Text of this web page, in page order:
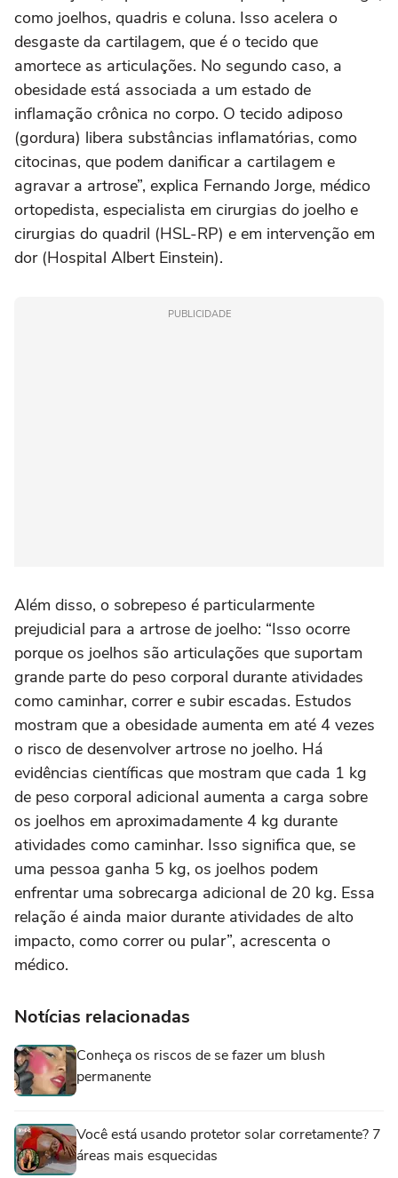
como joelhos, quadris e coluna. Isso acelera o
desgaste da cartilagem, que é o tecido que
amortece as articulações. No segundo caso, a
obesidade está associada a um estado de
inflamação crônica no corpo. O tecido adiposo
(gordura) libera substâncias inflamatórias, como
citocinas, que podem danificar a cartilagem e
agravar a artrose”, explica Fernando Jorge, médico
ortopedista, especialista em cirurgias do joelho e
cirurgias do quadril (HSL-RP) e em intervenção em
dor (Hospital Albert Einstein).
PUBLICIDADE
Além disso, o sobrepeso é particularmente
prejudicial para a artrose de joelho: “Isso ocorre
porque os joelhos são articulações que suportam
grande parte do peso corporal durante atividades
como caminhar, correr e subir escadas. Estudos
mostram que a obesidade aumenta em até 4 vezes
o risco de desenvolver artrose no joelho. Há
evidências científicas que mostram que cada 1 kg
de peso corporal adicional aumenta a carga sobre
os joelhos em aproximadamente 4 kg durante
atividades como caminhar. Isso significa que, se
uma pessoa ganha 5 kg, os joelhos podem
enfrentar uma sobrecarga adicional de 20 kg. Essa
relação é ainda maior durante atividades de alto
impacto, como correr ou pular”, acrescenta o
médico.
Notícias relacionadas
Conheça os riscos de se fazer um blush
permanente
Você está usando protetor solar corretamente? 7
áreas mais esquecidas